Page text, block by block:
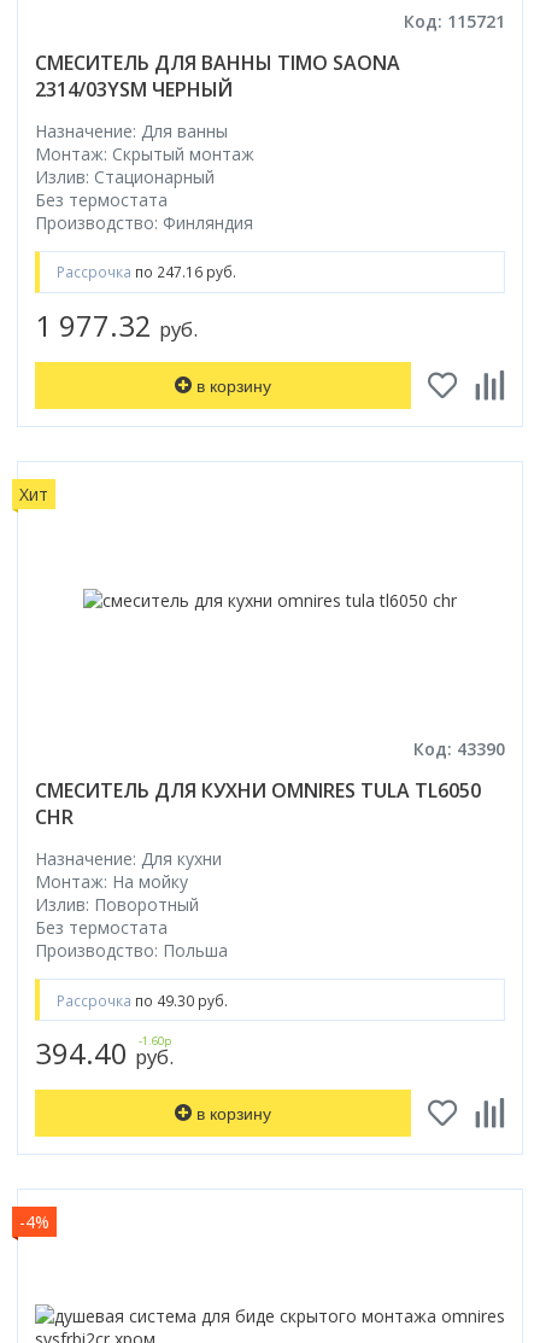
Код: 115721
СМЕСИТЕЛЬ ДЛЯ ВАННЫ TIMO SAONA
2314/03YSM ЧЕРНЫЙ
Назначение: Для ванны
Монтаж: Скрытый монтаж
Излив: Стационарный
Без термостата
Производство: Финляндия
Рассрочка по 247.16 руб.
1 977.32 руб.
в корзину
Хит
Код: 43390
СМЕСИТЕЛЬ ДЛЯ КУХНИ OMNIRES TULA TL6050
CHR
Назначение: Для кухни
Монтаж: На мойку
Излив: Поворотный
Без термостата
Производство: Польша
Рассрочка по 49.30 руб.
394.40 руб.
-1.60р
в корзину
-4%